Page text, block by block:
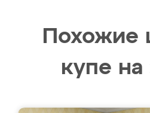
Похожие
купе на